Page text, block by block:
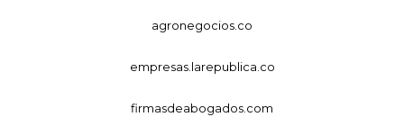
agronegocios.co
empresas.larepublica.co
firmasdeabogados.com